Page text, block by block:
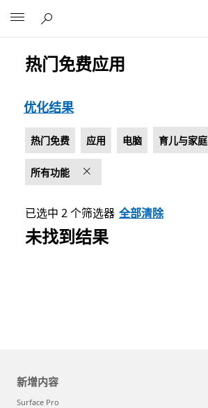
列出 Microsoft.com
热门免费应用
优化结果
热门免费 应用 电脑 育儿与家庭
所有功能
已选中 2 个筛选器 全部清除
未找到结果
新增内容
Surface Pro